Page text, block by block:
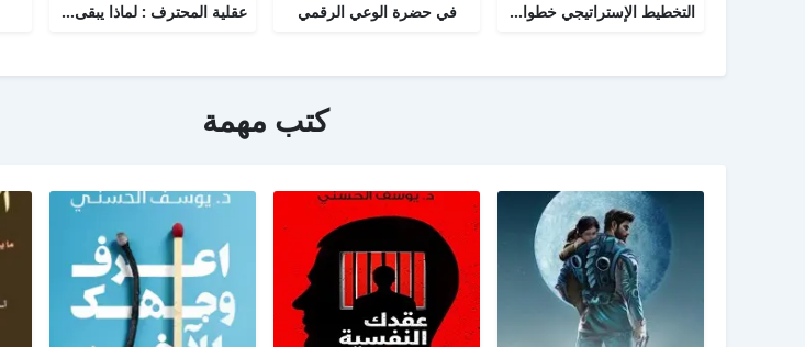
التخطيط الإستراتيجي خطوات ومعرفة: الدليل الإرشادي والبرنامج العملي للتخطيط في حضرة الوعي الرقمي عقلية المحترف : لماذا يبقى البعض هواة رغم الموهبة؟
كتب مهمة